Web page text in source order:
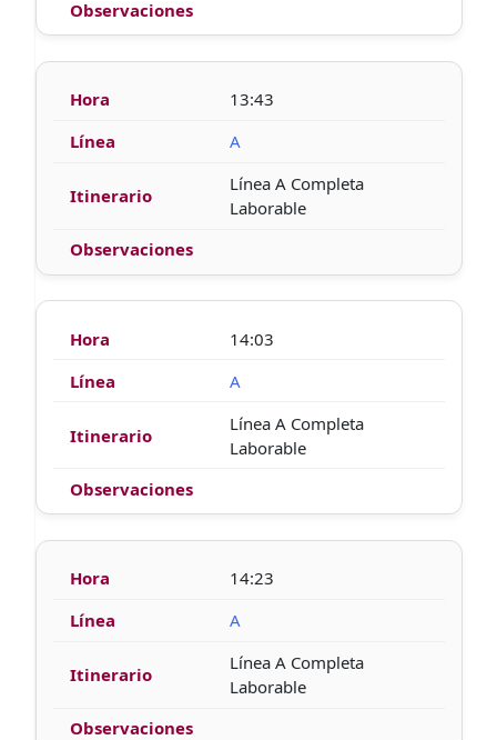
13:43
A
Línea A Completa
Laborable
14:03
A
Línea A Completa
Laborable
14:23
A
Línea A Completa
Laborable